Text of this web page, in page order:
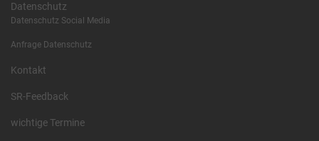
Datenschutz
Datenschutz Social Media
Anfrage Datenschutz
Kontakt
SR-Feedback
wichtige Termine